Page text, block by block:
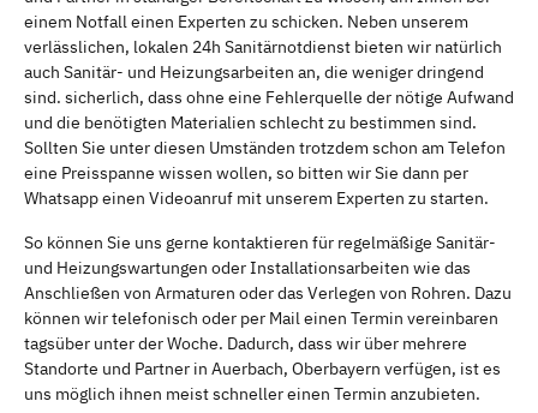
einem Notfall einen Experten zu schicken. Neben unserem
verlässlichen, lokalen 24h Sanitärnotdienst bieten wir natürlich
auch Sanitär- und Heizungsarbeiten an, die weniger dringend
sind. sicherlich, dass ohne eine Fehlerquelle der nötige Aufwand
und die benötigten Materialien schlecht zu bestimmen sind.
Sollten Sie unter diesen Umständen trotzdem schon am Telefon
eine Preisspanne wissen wollen, so bitten wir Sie dann per
Whatsapp einen Videoanruf mit unserem Experten zu starten.
So können Sie uns gerne kontaktieren für regelmäßige Sanitär-
und Heizungswartungen oder Installationsarbeiten wie das
Anschließen von Armaturen oder das Verlegen von Rohren. Dazu
können wir telefonisch oder per Mail einen Termin vereinbaren
tagsüber unter der Woche. Dadurch, dass wir über mehrere
Standorte und Partner in Auerbach, Oberbayern verfügen, ist es
uns möglich ihnen meist schneller einen Termin anzubieten.